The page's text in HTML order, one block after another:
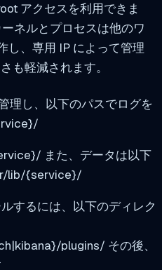
アクセスを利用できま
ネルとプロセスは他のワ
し、専用 IP によって管理
も軽減されます。
理し、以下のパスでログを
また、データは以下
lib/{service}/
するには、以下のディレク
plugins/ その後、